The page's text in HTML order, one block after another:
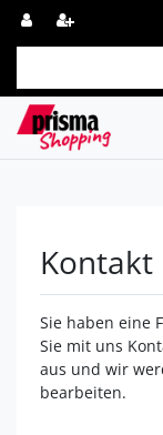
Kontakt
Sie haben eine
Sie mit uns
aus und wir
bearbeiten.